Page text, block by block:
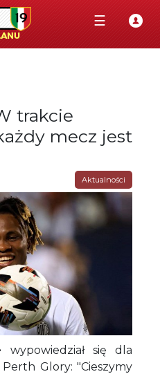
☰
trakcie
mecz jest
Aktualności
wypowiedział się dla
Glory: "Cieszymy